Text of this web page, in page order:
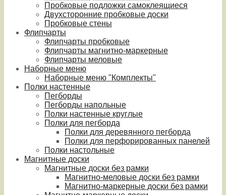
Пробковые подложки самоклеящиеся
Двухсторонние пробковые доски
Пробковые стены
Флипчарты
Флипчарты пробковые
Флипчарты магнитно-маркерные
Флипчарты меловые
Наборные меню
Наборные меню "Комплекты"
Полки настенные
Пегборды
Пегборды напольные
Полки настенные круглые
Полки для пегборда
Полки для деревянного пегборда
Полки для перфорированных панелей
Полки настольные
Магнитные доски
Магнитные доски без рамки
Магнитно-меловые доски без рамки
Магнитно-маркерные доски без рамки